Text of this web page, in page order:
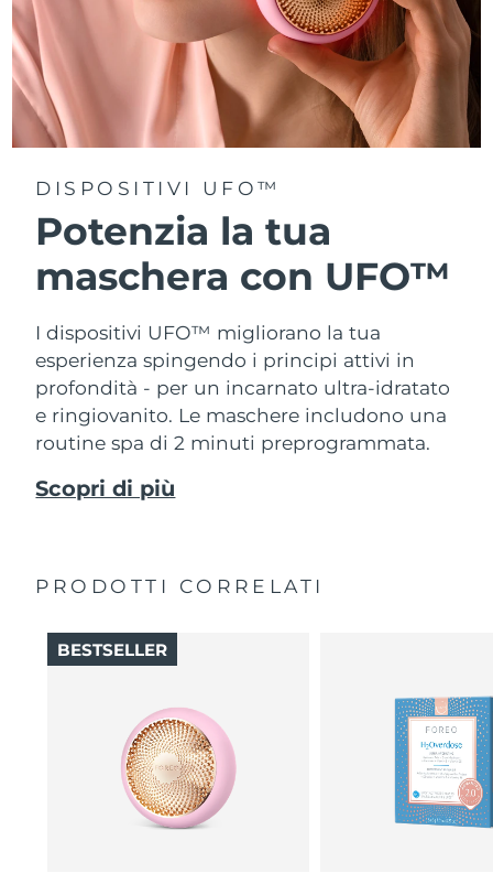
DISPOSITIVI UFO™
Potenzia la tua
maschera con UFO™
I dispositivi UFO™ migliorano la tua
esperienza spingendo i principi attivi in
profondità - per un incarnato ultra-idratato
e ringiovanito. Le maschere includono una
routine spa di 2 minuti preprogrammata.
Scopri di più
PRODOTTI CORRELATI
BESTSELLER
Uzbekistan Consegna stimata 8/13/26
Vietnam Consegna stimata 8/14/26